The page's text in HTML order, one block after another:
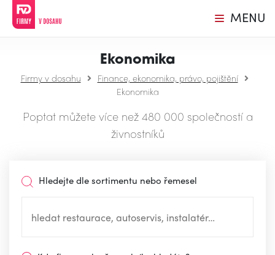
MENU
Ekonomika
Firmy v dosahu
Finance, ekonomika, právo, pojištění
Ekonomika
Poptat můžete více než 480 000 společností a
živnostníků
Hledejte dle sortimentu nebo řemesel